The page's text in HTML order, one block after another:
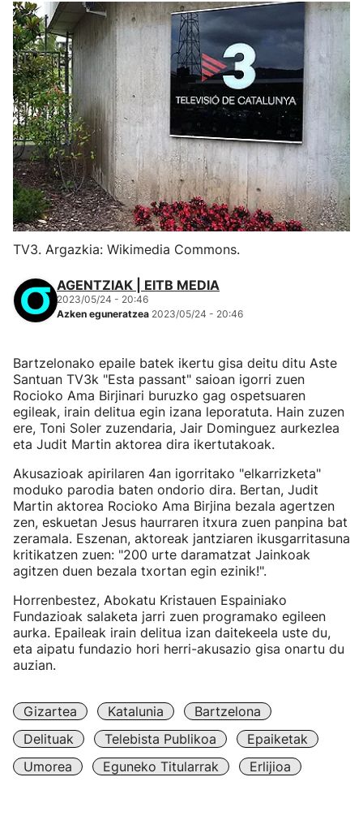
TV3. Argazkia: Wikimedia Commons.
AGENTZIAK | EITB MEDIA
2023/05/24 - 20:46
Azken eguneratzea 2023/05/24 - 20:46
Bartzelonako epaile batek ikertu gisa deitu ditu Aste
Santuan TV3k "Esta passant" saioan igorri zuen
Rocioko Ama Birjinari buruzko gag ospetsuaren
egileak, irain delitua egin izana leporatuta. Hain zuzen
ere, Toni Soler zuzendaria, Jair Dominguez aurkezlea
eta Judit Martin aktorea dira ikertutakoak.
Akusazioak apirilaren 4an igorritako "elkarrizketa"
moduko parodia baten ondorio dira. Bertan, Judit
Martin aktorea Rocioko Ama Birjina bezala agertzen
zen, eskuetan Jesus haurraren itxura zuen panpina bat
zeramala. Eszenan, aktoreak jantziaren ikusgarritasuna
kritikatzen zuen: "200 urte daramatzat Jainkoak
agitzen duen bezala txortan egin ezinik!".
Horrenbestez, Abokatu Kristauen Espainiako
Fundazioak salaketa jarri zuen programako egileen
aurka. Epaileak irain delitua izan daitekeela uste du,
eta aipatu fundazio hori herri-akusazio gisa onartu du
auzian.
Gizartea Katalunia
Bartzelona
Delituak
Telebista Publikoa
Epaiketak
Umorea
Eguneko Titularrak Erlijioa